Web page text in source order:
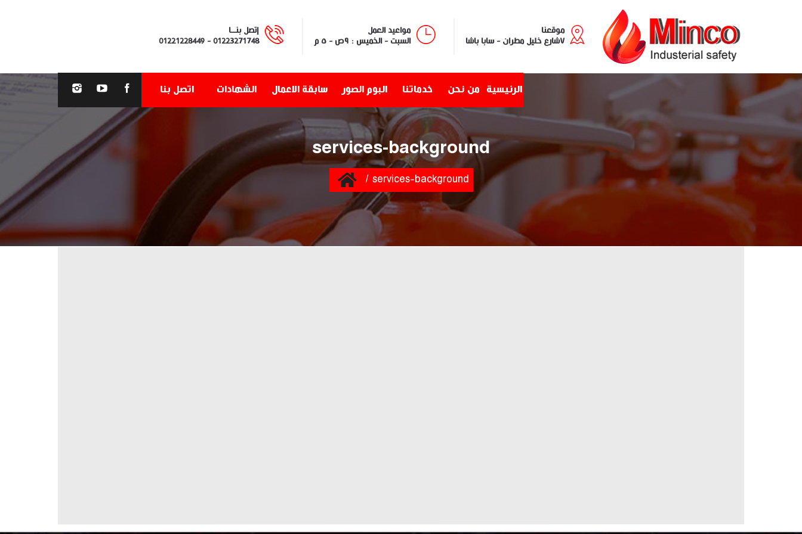
موقعنا
٧شارع خليل مطران - سابا باشا
مواعيد العمل
السبت - الخميس : ٩ص - ٥ م
إتصل بنــا
01223271748
-
01221228449
الرئيسية من نحن خدماتنا البوم الصور سابقة الاعمال الشهادات اتصل بنا
services-background
You are here: Home services-background